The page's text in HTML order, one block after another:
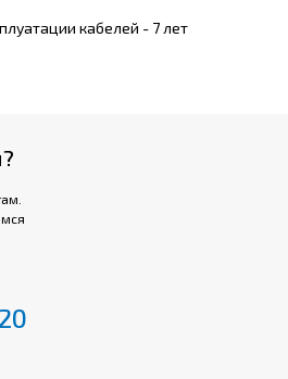
кабелей - 7 лет